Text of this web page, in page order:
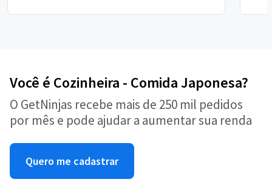
Você é Cozinheira - Comida Japonesa?
O GetNinjas recebe mais de 250 mil pedidos
por mês e pode ajudar a aumentar sua renda
Quero me cadastrar